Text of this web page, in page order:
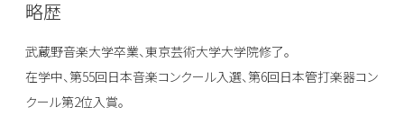
略歴
武蔵野音楽大学卒業、東京芸術大学大学院修了。
在学中、第55回日本音楽コンクール入選、第6回日本管打楽器コン
クール第2位入賞。